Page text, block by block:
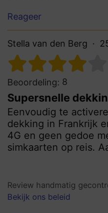
Reageer
Stella van den Berg
Beoordeling: 8
Supersnelle
Eenvoudig te
dekking in Frankrijk
4G en geen gedoe
simkaarten op reis.
Review handmatig
Bekijk ons beleid